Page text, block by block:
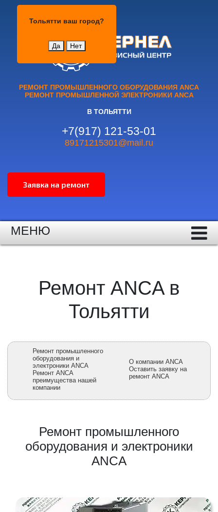
Тольятти ваш город?
Да Нет
РЕМОНТ ПРОМЫШЛЕННОГО ОБОРУДОВАНИЯ ANCA
РЕМОНТ ПРОМЫШЛЕННОЙ ЭЛЕКТРОНИКИ ANCA
В ТОЛЬЯТТИ
+7(917) 121-53-01
89171215301@mail.ru
МЕНЮ
Ремонт ANCA в
Тольятти
Ремонт промышленного
оборудования и
электроники ANCA
Ремонт ANCA
преимущества нашей
компании
О компании ANCA
Оставить заявку на
ремонт ANCA
Ремонт промышленного
оборудования и электроники
ANCA